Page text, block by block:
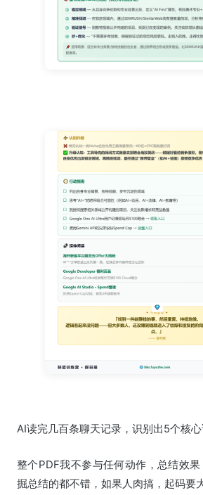
AI读完几百条聊天记录，识别出5个核心
整个PDF我不参与任何动作，总结效
掘总结的都不错，如果人肉搞，起码要